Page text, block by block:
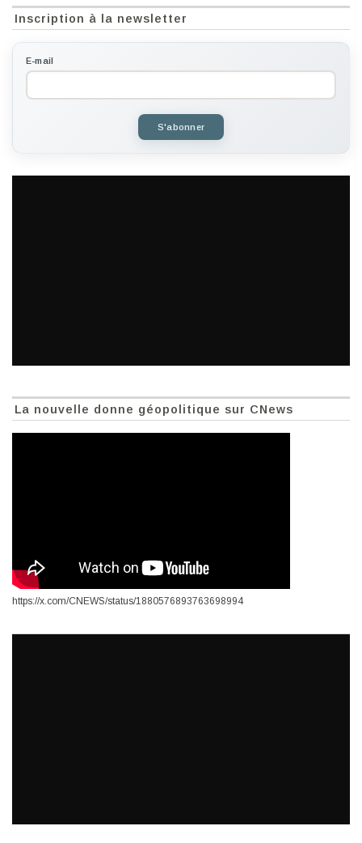
Inscription à la newsletter
E-mail
S'abonner
La nouvelle donne géopolitique sur CNews
https://x.com/CNEWS/status/1880576893763698994